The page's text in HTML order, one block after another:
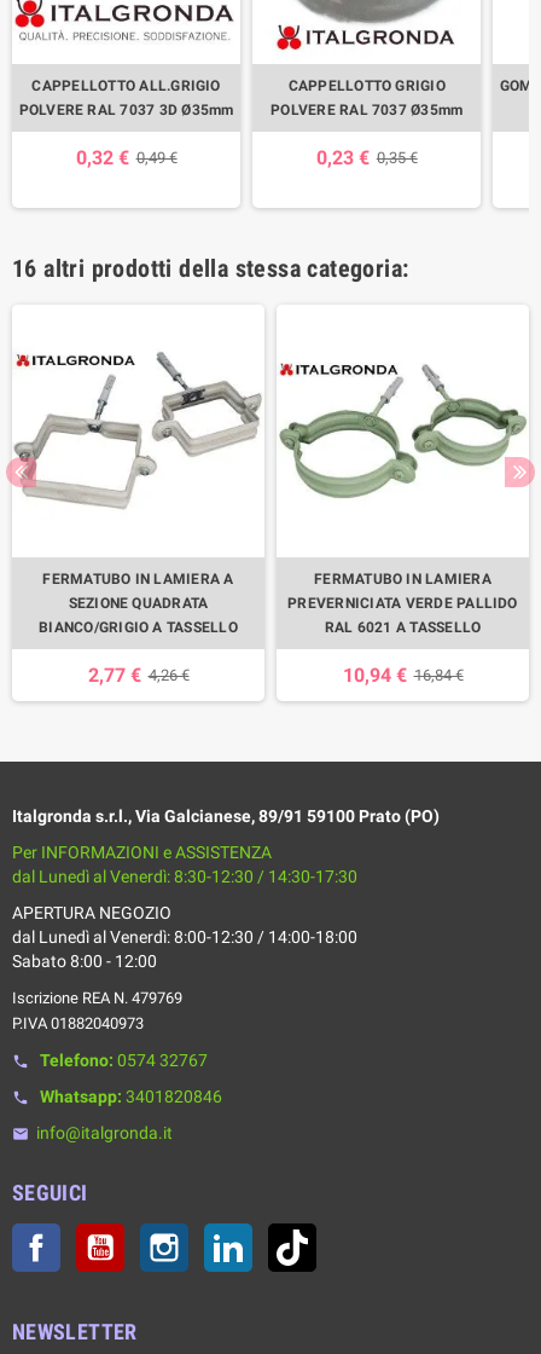
CAPPELLOTTO ALL.GRIGIO
POLVERE RAL 7037 3D Ø35mm
0,32 € 0,49 €
CAPPELLOTTO GRIGIO
POLVERE RAL 7037 Ø35mm
0,23 € 0,35 €
16 altri prodotti della stessa categoria:
FERMATUBO IN LAMIERA A
SEZIONE QUADRATA
BIANCO/GRIGIO A TASSELLO
2,77 € 4,26 €
FERMATUBO IN LAMIERA
PREVERNICIATA VERDE PALLIDO
RAL 6021 A TASSELLO
10,94 € 16,84 €
Italgronda s.r.l., Via Galcianese, 89/91 59100 Prato (PO)
Per INFORMAZIONI e ASSISTENZA
dal Lunedì al Venerdì: 8:30-12:30 / 14:30-17:30
APERTURA NEGOZIO
dal Lunedì al Venerdì: 8:00-12:30 / 14:00-18:00
Sabato 8:00 - 12:00
Iscrizione REA N. 479769
P.IVA 01882040973
phone Telefono: 0574 32767
phone Whatsapp: 3401820846
email info@italgronda.it
SEGUICI
Facebook YouTube Instagram LinkedIn
NEWSLETTER